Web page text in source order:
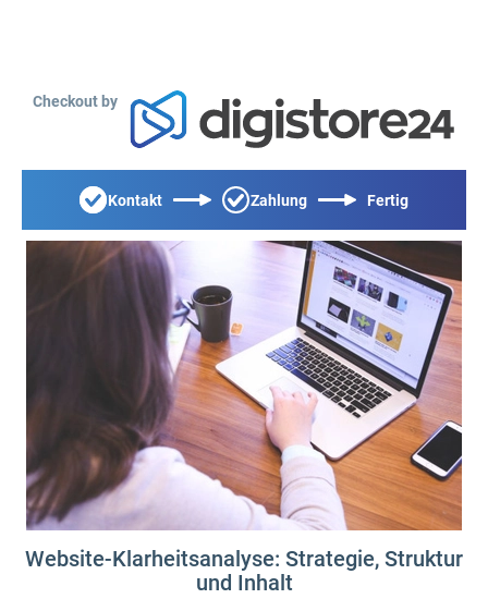
Checkout by
Kontakt Zahlung Fertig
Website-Klarheitsanalyse: Strategie, Struktur
und Inhalt